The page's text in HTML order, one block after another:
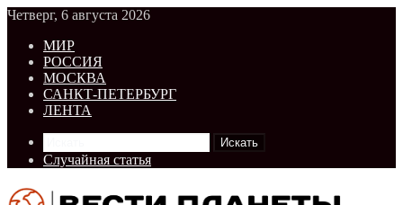
Четверг, 6 августа 2026
МИР
РОССИЯ
МОСКВА
САНКТ-ПЕТЕРБУРГ
ЛЕНТА
Искать
Случайная статья